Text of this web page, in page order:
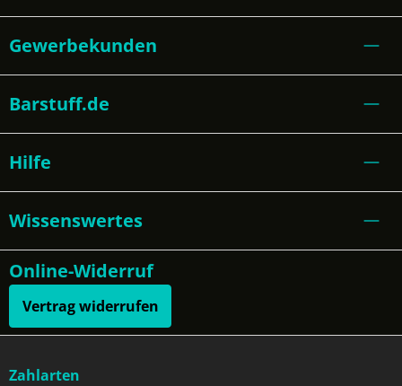
Gewerbekunden
Barstuff.de
Hilfe
Wissenswertes
Online-Widerruf
Vertrag widerrufen
Zahlarten